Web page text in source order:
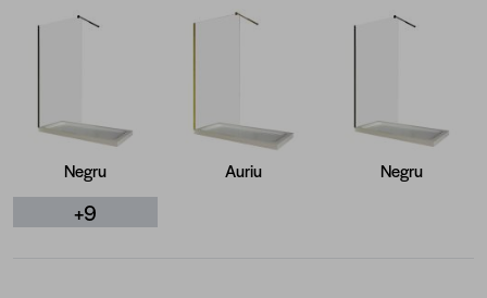
Negru Auriu Negru
+9